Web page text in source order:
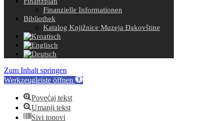
Finanzielle Informationen
Bibliothek
Katalog Knjižnice Muzeja Đakovštine
Zum Inhalt springen
Werkzeugleiste öffnen
Povećaj tekst
Umanji tekst
Sivi tonovi